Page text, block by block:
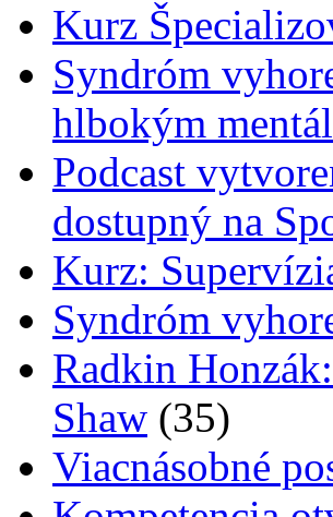
Kurz
Syndróm
hlbokým
Podcast
dostupný na
Kurz:
Syndróm
Radkin
Shaw (35)
Viacnásobné